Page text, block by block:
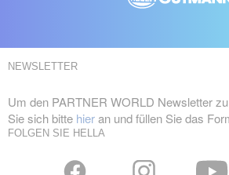
NEWSLETTER
Um den PARTNER WORLD Newsletter
Sie sich bitte hieran und füllen Sie das
FOLGEN SIE HELLA